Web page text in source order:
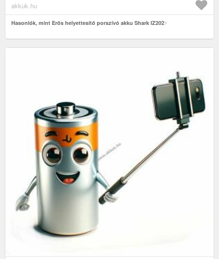
akkuk.hu
Hasonlók, mint Erős helyettesítő porszívó akku Shark IZ202